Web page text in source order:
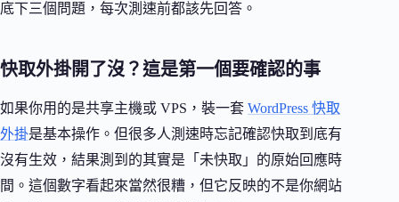
底下三個問題，每次測速前都該先回答。
快取外掛開了沒？這是第一個要確認的事
如果你用的是共享主機或 VPS，裝一套 WordPress 快取
外掛是基本操作。但很多人測速時忘記確認快取到底有
沒有生效，結果測到的其實是「未快取」的原始回應時
間。這個數字看起來當然很糟，但它反映的不是你網站